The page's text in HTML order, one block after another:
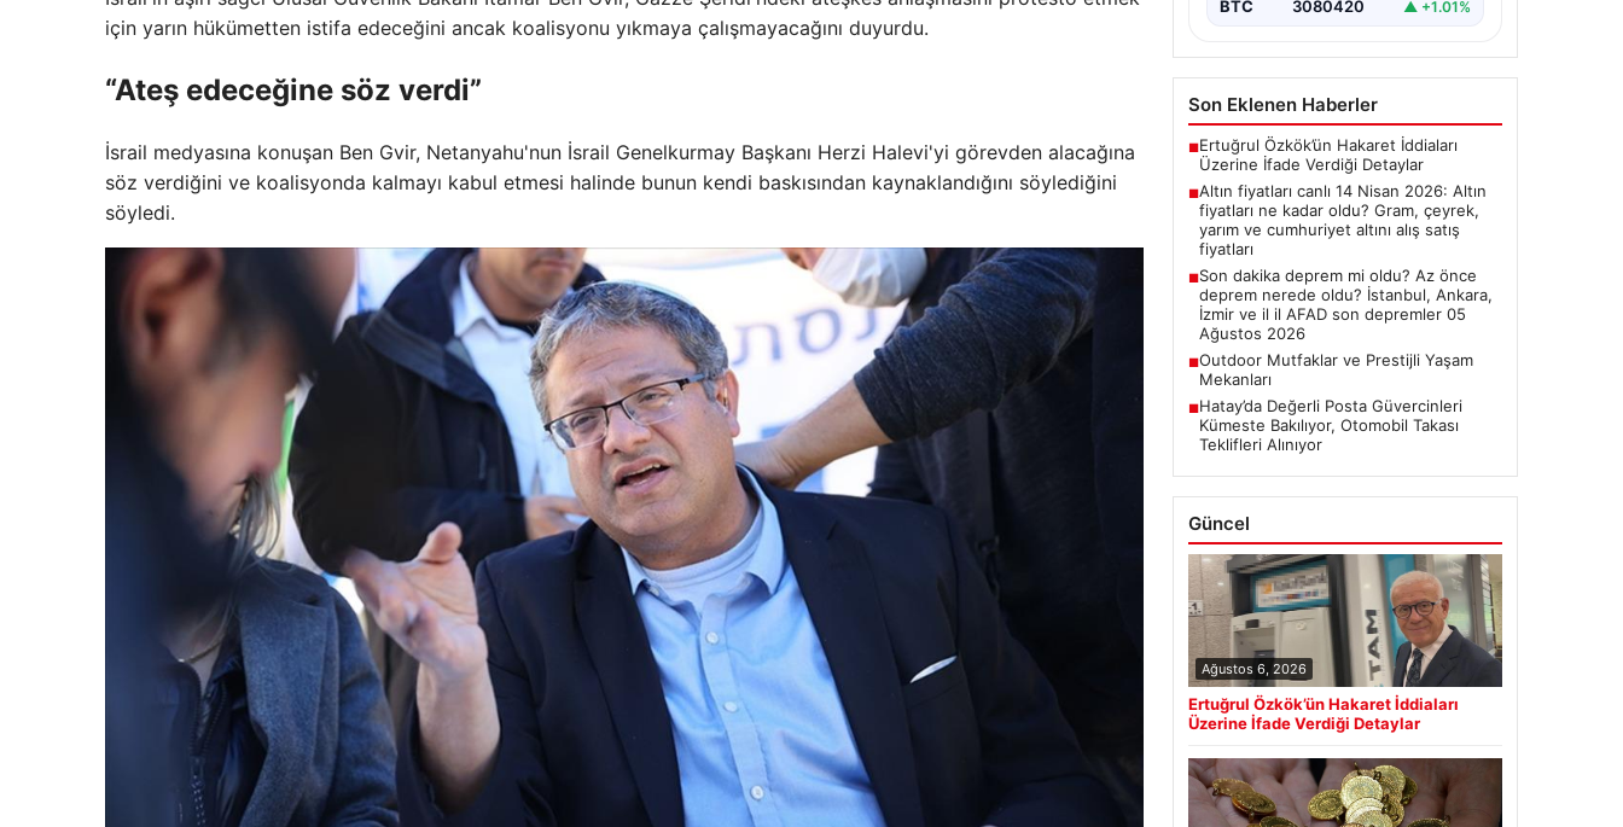
için yarın hükümetten istifa edeceğini ancak koalisyonu yıkmaya çalışmayacağını duyurdu.
“Ateş edeceğine söz verdi”
İsrail medyasına konuşan Ben Gvir, Netanyahu'nun İsrail Genelkurmay Başkanı Herzi Halevi'yi görevden alacağına
söz verdiğini ve koalisyonda kalmayı kabul etmesi halinde bunun kendi baskısından kaynaklandığını söylediğini
söyledi.
BTC 3080420 ▲ +1.01%
Son Eklenen Haberler
■Ertuğrul Özkök’ün Hakaret İddiaları
Üzerine İfade Verdiği Detaylar
■Altın fiyatları canlı 14 Nisan 2026: Altın
fiyatları ne kadar oldu? Gram, çeyrek,
yarım ve cumhuriyet altını alış satış
fiyatları
■Son dakika deprem mi oldu? Az önce
deprem nerede oldu? İstanbul, Ankara,
İzmir ve il il AFAD son depremler 05
Ağustos 2026
■Outdoor Mutfaklar ve Prestijli Yaşam
Mekanları
■Hatay’da Değerli Posta Güvercinleri
Kümeste Bakılıyor, Otomobil Takası
Teklifleri Alınıyor
Güncel
Ağustos 6, 2026
Ertuğrul Özkök’ün Hakaret İddiaları
Üzerine İfade Verdiği Detaylar